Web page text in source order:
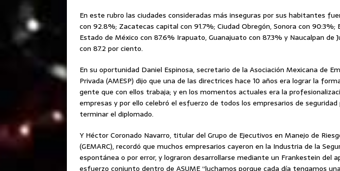
En este rubro las ciudades consideradas más inseguras por sus habitantes
con 92.8%; Zacatecas capital con 91.7%; Ciudad Obregón, Sonora con 90:3%;
Estado de México con 87.6% Irapuato, Guanajuato con 87.3% y Naucalpan de
con 87.2 por ciento.
En su oportunidad Daniel Espinosa, secretario de la Asociación Mexicana de
Privada (AMESP) dijo que una de las directrices hace 10 años era lograr la
gente que con ellos trabaja; y en los momentos actuales era la
empresas y por ello celebró el esfuerzo de todos los empresarios de seguridad
terminar el diplomado.
Y Héctor Coronado Navarro, titular del Grupo de Ejecutivos en Manejo de
(GEMARC), recordó que muchos empresarios cayeron en la Industria de la
espontánea o por error, y lograron desarrollarse mediante un Frankestein del
esfuerzo conjunto dentro de ASUME “luchamos porque cada día tengamos